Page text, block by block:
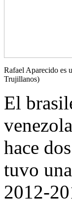
Rafael Aparecido es
Trujillanos)
El
hace
tuvo
2012-